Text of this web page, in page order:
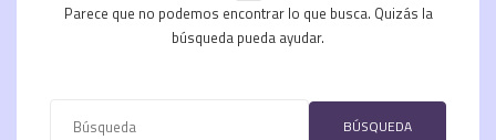
Parece que no podemos encontrar lo que busca. Quizás la
búsqueda pueda ayudar.
BÚSQUEDA